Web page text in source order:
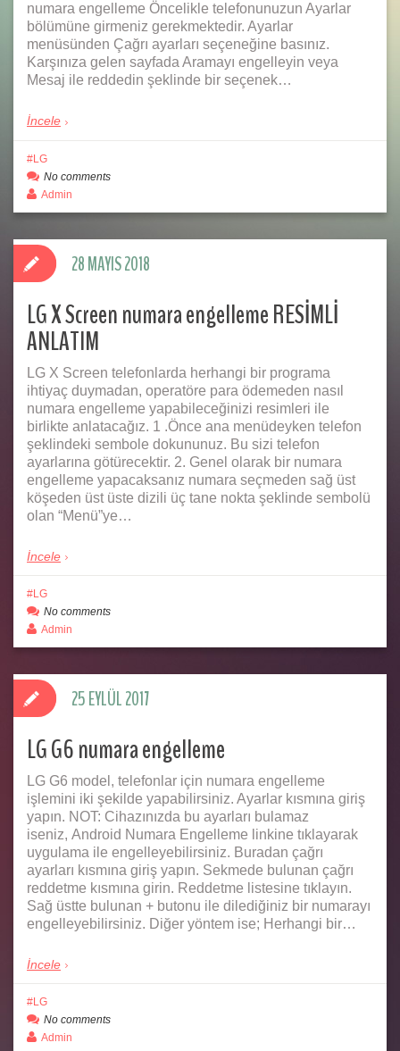
numara engelleme Öncelikle telefonunuzun Ayarlar
bölümüne girmeniz gerekmektedir. Ayarlar
menüsünden Çağrı ayarları seçeneğine basınız.
Karşınıza gelen sayfada Aramayı engelleyin veya
Mesaj ile reddedin şeklinde bir seçenek…
İncele
LG
No comments
Admin
LG X Screen numara engelleme RESİMLİ
ANLATIM
LG X Screen telefonlarda herhangi bir programa
ihtiyaç duymadan, operatöre para ödemeden nasıl
numara engelleme yapabileceğinizi resimleri ile
birlikte anlatacağız. 1 .Önce ana menüdeyken telefon
şeklindeki sembole dokununuz. Bu sizi telefon
ayarlarına götürecektir. 2. Genel olarak bir numara
engelleme yapacaksanız numara seçmeden sağ üst
köşeden üst üste dizili üç tane nokta şeklinde sembolü
olan “Menü”ye…
İncele
28 MAYIS 2018
LG
No comments
Admin
LG G6 numara engelleme
LG G6 model, telefonlar için numara engelleme
işlemini iki şekilde yapabilirsiniz. Ayarlar kısmına giriş
yapın. NOT: Cihazınızda bu ayarları bulamaz
iseniz, Android Numara Engelleme linkine tıklayarak
uygulama ile engelleyebilirsiniz. Buradan çağrı
ayarları kısmına giriş yapın. Sekmede bulunan çağrı
reddetme kısmına girin. Reddetme listesine tıklayın.
Sağ üstte bulunan + butonu ile dilediğiniz bir numarayı
engelleyebilirsiniz. Diğer yöntem ise; Herhangi bir…
İncele
25 EYLÜL 2017
LG
No comments
Admin